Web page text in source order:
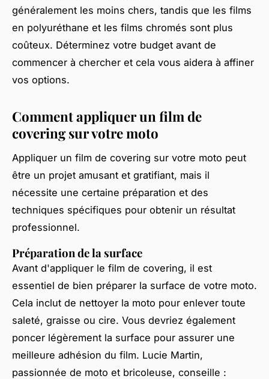
généralement les moins chers, tandis que les films
en polyuréthane et les films chromés sont plus
coûteux. Déterminez votre budget avant de
commencer à chercher et cela vous aidera à affiner
vos options.
Comment appliquer un film de
covering sur votre moto
Appliquer un film de covering sur votre moto peut
être un projet amusant et gratifiant, mais il
nécessite une certaine préparation et des
techniques spécifiques pour obtenir un résultat
professionnel.
Préparation de la surface
Avant d'appliquer le film de covering, il est
essentiel de bien préparer la surface de votre moto.
Cela inclut de nettoyer la moto pour enlever toute
saleté, graisse ou cire. Vous devriez également
poncer légèrement la surface pour assurer une
meilleure adhésion du film. Lucie Martin,
passionnée de moto et bricoleuse, conseille :